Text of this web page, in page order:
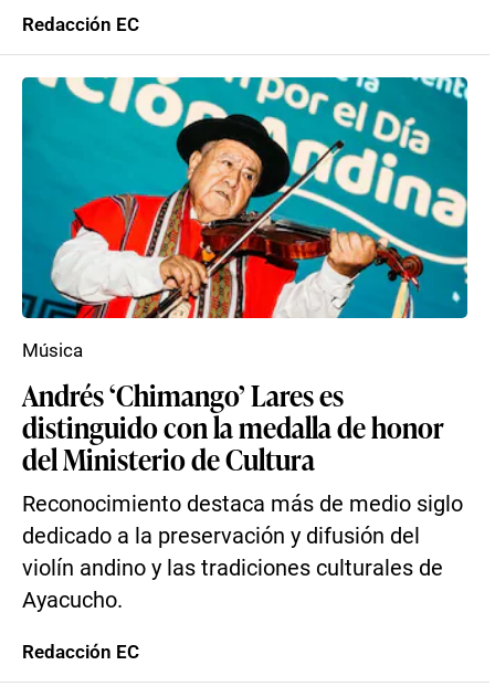
Redacción EC
Andrés ‘Chimango’ Lares es
distinguido con la medalla de honor
del Ministerio de Cultura
Reconocimiento destaca más de medio siglo
dedicado a la preservación y difusión del
violín andino y las tradiciones culturales de
Ayacucho.
Música
Redacción EC